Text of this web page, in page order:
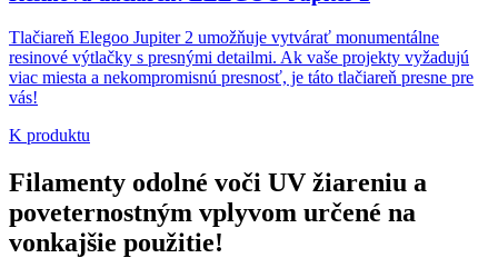
Tlačiareň Elegoo Jupiter 2 umožňuje vytvárať monumentálne
resinové výtlačky s presnými detailmi. Ak vaše projekty vyžadujú
viac miesta a nekompromisnú presnosť, je táto tlačiareň presne pre
vás!
K produktu
Filamenty odolné voči UV žiareniu a
poveternostným vplyvom určené na
vonkajšie použitie!